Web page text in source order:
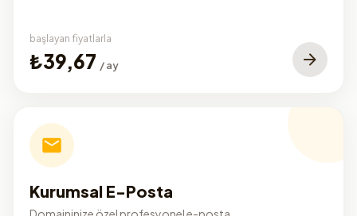
başlayan fiyatlarla
₺39,67 / ay
Kurumsal E-Posta